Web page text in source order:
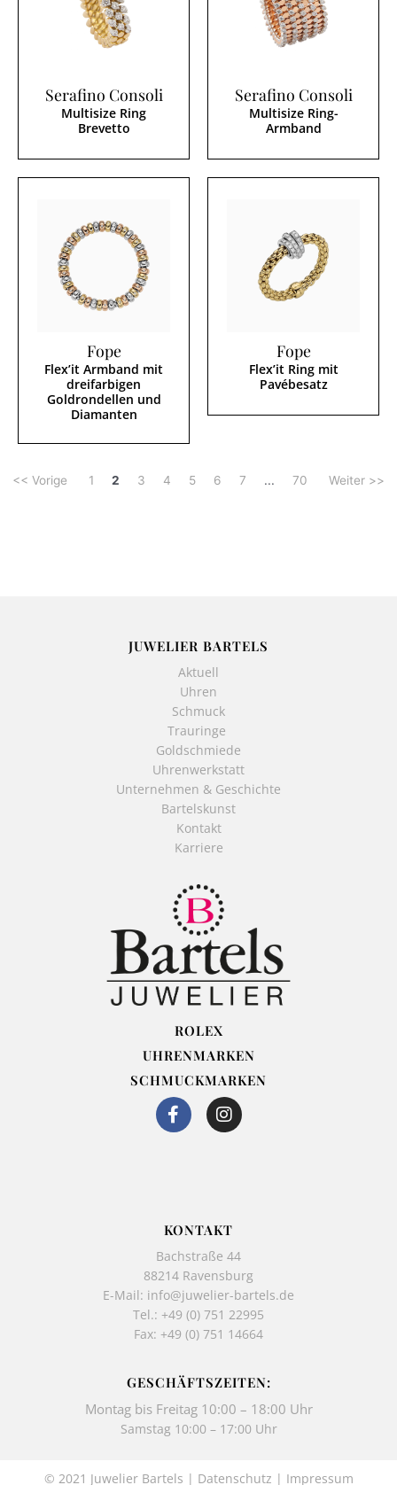
Serafino Consoli
Multisize Ring
Brevetto
Serafino Consoli
Multisize Ring-
Armband
Fope
Flex’it Armband mit
dreifarbigen
Goldrondellen und
Diamanten
Fope
Flex’it Ring mit
Pavébesatz
<< Vorige 1 2 3 4 5 6 7 ... 70 Weiter >>
JUWELIER BARTELS
Aktuell
Uhren
Schmuck
Trauringe
Goldschmiede
Uhrenwerkstatt
Unternehmen & Geschichte
Bartelskunst
Kontakt
Karriere
ROLEX
UHRENMARKEN
SCHMUCKMARKEN
F
a
k
-
f
I
n
a
m
KONTAKT
Bachstraße 44
88214 Ravensburg
E-Mail: info@juwelier-bartels.de
Tel.: +49 (0) 751 22995
Fax: +49 (0) 751 14664
GESCHÄFTSZEITEN:
Montag bis Freitag 10:00 – 18:00 Uhr
Samstag 10:00 – 17:00 Uhr
© 2021 Juwelier Bartels | Datenschutz | Impressum